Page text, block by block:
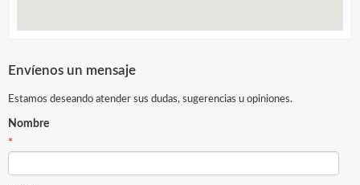
Envíenos un mensaje
Estamos deseando atender sus dudas, sugerencias u opiniones.
Nombre
*